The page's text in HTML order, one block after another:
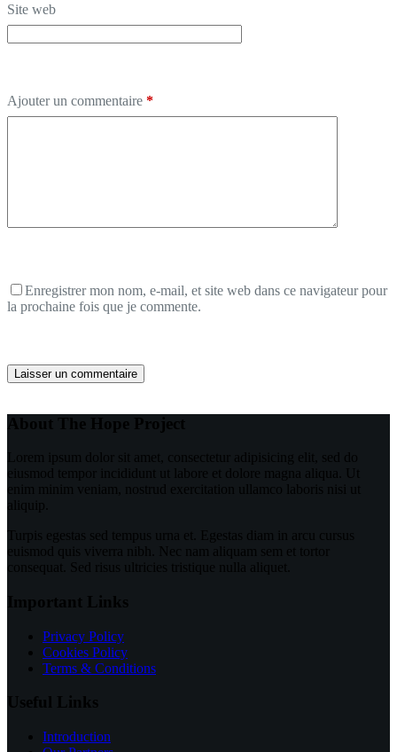
Site web
Ajouter un commentaire *
Enregistrer mon nom, e-mail, et site web dans ce navigateur pour
la prochaine fois que je commente.
Laisser un commentaire
About The Hope Project
Lorem ipsum dolor sit amet, consectetur adipisicing elit, sed do
eiusmod tempor incididunt ut labore et dolore magna aliqua. Ut
enim minim veniam, nostrud exercitation ullamco laboris nisi ut
aliquip.
Turpis egestas sed tempus urna et. Egestas diam in arcu cursus
euismod quis viverra nibh. Nec nam aliquam sem et tortor
consequat. Sed risus ultricies tristique nulla aliquet.
Important Links
Privacy Policy
Cookies Policy
Terms & Conditions
Useful Links
Introduction